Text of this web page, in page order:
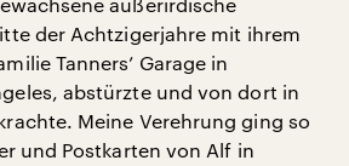
der Achtzigerjahre mit ihrem
Tanners’ Garage in
abstürzte und von dort in
Meine Verehrung ging so
und Postkarten von Alf in